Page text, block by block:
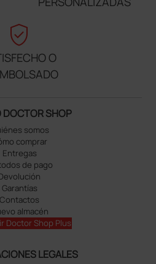
verified_user
O
DOCTOR SHOP
somos
comprar
Entregas
de pago
Garantías
Contactos
almacén
Doctor Shop Plus
LEGALES